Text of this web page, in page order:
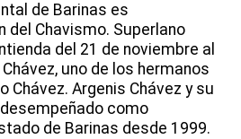
de Barinas es
del Chavismo. Superlano
del 21 de noviembre al
uno de los hermanos
Chávez. Argenis Chávez y su
desempeñado como
de Barinas desde 1999.